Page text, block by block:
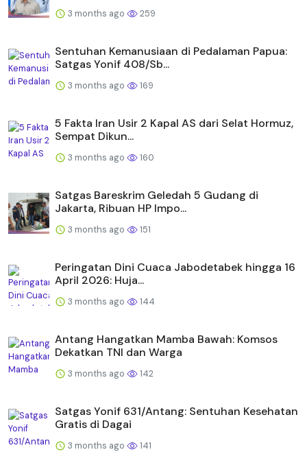
3 months ago 259
Sentuhan Kemanusiaan di Pedalaman Papua:
Satgas Yonif 408/Sb...
3 months ago 169
5 Fakta Iran Usir 2 Kapal AS dari Selat Hormuz,
Sempat Dikun...
3 months ago 160
Satgas Bareskrim Geledah 5 Gudang di
Jakarta, Ribuan HP Impo...
3 months ago 151
Peringatan Dini Cuaca Jabodetabek hingga 16
April 2026: Huja...
3 months ago 144
Antang Hangatkan Mamba Bawah: Komsos
Dekatkan TNI dan Warga
3 months ago 142
Satgas Yonif 631/Antang: Sentuhan Kesehatan
Gratis di Dagai
3 months ago 141